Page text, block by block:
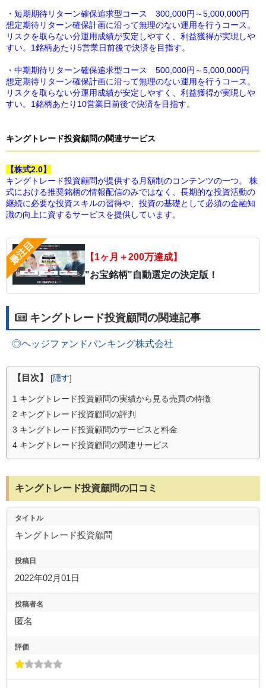
・短期期待リターン確保追求型コース 300,000円～5,000,000円
想定期待リターン確保計画に沿って無理のない運用を行うコース。
リスクを取らない分運用成績が安定しやすく、利益獲得が実現しや
すい。1銘柄あたり5営業日前後で決済を目指す。
・中期期待リターン確保追求型コース 500,000円～5,000,000円
想定期待リターン確保計画に沿って無理のない運用を行うコース。
リスクを取らない分運用成績が安定しやすく、利益獲得が実現しや
すい。1銘柄あたり10営業日前後で決済を目指す。
キングトレード投資顧問の関連サービス
【株式2.0】
キングトレード投資顧問が提供する月額制のコンテンツの一つ。 株
式における推奨銘柄の情報配信のみではなく、長期的な投資活動の
継続に必要な投資スキルの習得や、投資の基礎として必須の金融知
識の向上に資するサービスを提供しています。
【1ヶ月＋200万達成】
"お宝銘柄"自動選定の決定版！
キングトレード投資顧問の関連記事
◎ヘッジファンドバンキング株式会社
【目次】 [隠す]
1 キングトレード投資顧問の実績から見る売買の特徴
2 キングトレード投資顧問の評判
3 キングトレード投資顧問のサービスと料金
4 キングトレード投資顧問の関連サービス
キングトレード投資顧問の口コミ
タイトル
キングトレード投資顧問
投稿日
2022年02月01日
投稿者名
匿名
評価